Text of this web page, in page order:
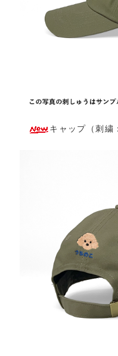
キャップ（刺